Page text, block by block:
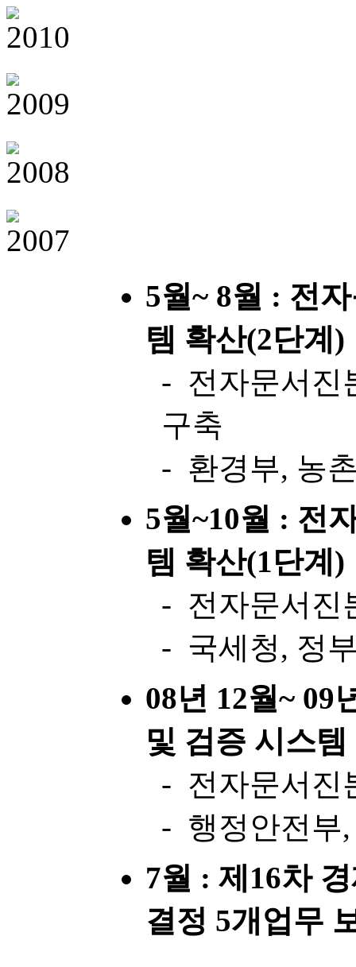
5월~ 8월 : 전
템 확산(2단계)
- 전자문서진
구축
- 환경부, 농
5월~10월 : 전
템 확산(1단계)
- 전자문서진
- 국세청, 정
08년 12월~ 09
및 검증 시스
- 전자문서진
- 행정안전부
7월 : 제16차
결정 5개업무